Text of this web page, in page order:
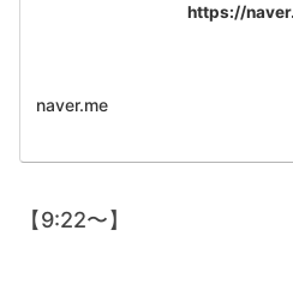
https://
naver.me
【9:22〜】